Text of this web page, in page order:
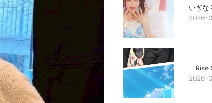
いぎな
2026-
「
2026-